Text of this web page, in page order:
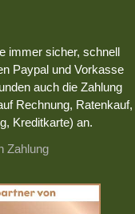
immer sicher, schnell
Paypal und Vorkasse
auch die Zahlung
Rechnung, Ratenkauf,
Kreditkarte) an.
Zahlung